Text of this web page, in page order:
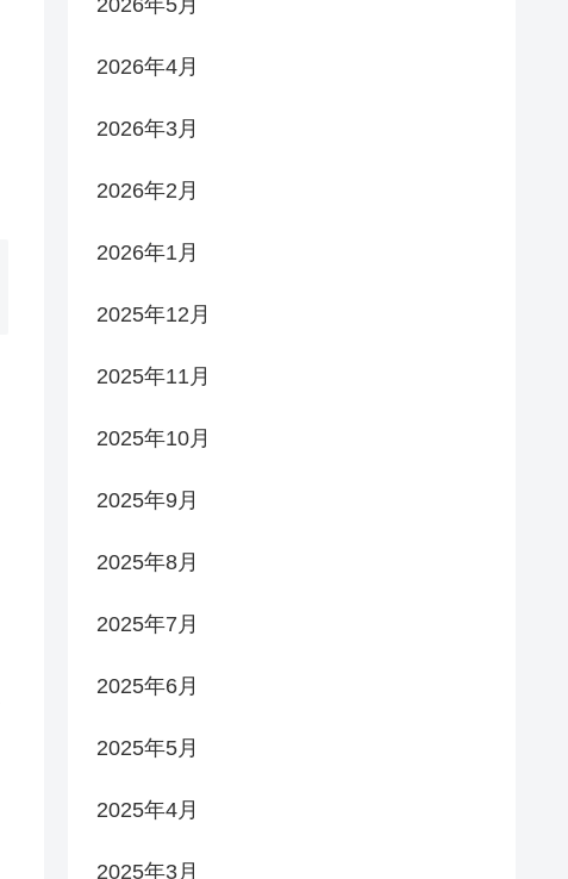
2026年4月
2026年3月
2026年2月
2026年1月
2025年12月
2025年11月
2025年10月
2025年9月
2025年8月
2025年7月
2025年6月
2025年5月
2025年4月
2025年3月